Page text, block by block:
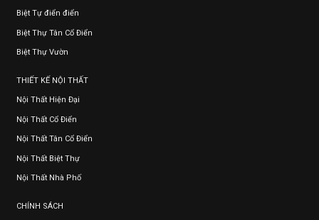
Biệt Tự điển điển
Biệt Thự Tân Cổ Điển
Biệt Thự Vườn
THIẾT KẾ NỘI THẤT
Nội Thất Hiện Đại
Nội Thất Cổ Điển
Nội Thất Tân Cổ Điển
Nội Thất Biệt Thự
Nội Thất Nhà Phố
CHÍNH SÁCH